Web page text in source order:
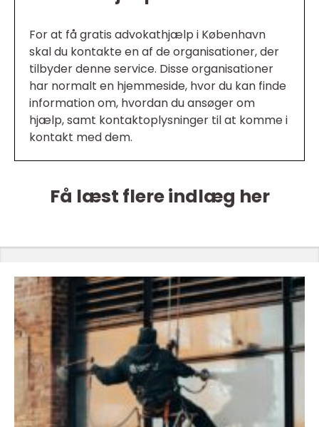
For at få gratis advokathjælp i København
skal du kontakte en af de organisationer, der
tilbyder denne service. Disse organisationer
har normalt en hjemmeside, hvor du kan finde
information om, hvordan du ansøger om
hjælp, samt kontaktoplysninger til at komme i
kontakt med dem.
Få læst flere indlæg her